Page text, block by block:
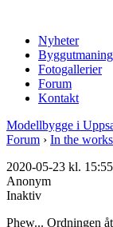
Nyheter
Fotogallerier
Forum
Kontakt
Modellbygge i
Forum › In the works
2020-05-23 kl. 15:55
Anonym
Inaktiv
Phew... Ordningen